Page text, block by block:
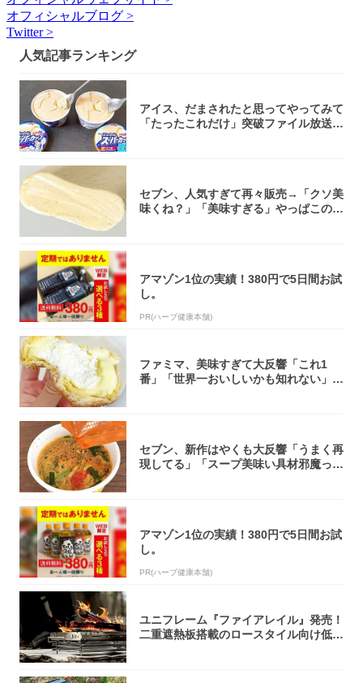
オフィシャルブログ >
Twitter >
人気記事ランキング
アイス、だまされたと思ってやってみて
「たったこれだけ」突破ファイル放送で
セブン、人気すぎて再々販売→「クソ美
味くね？」「美味すぎる」やっぱこのク
アマゾン1位の実績！380円で5日間お試
し。
PR(ハーブ健康本舗)
ファミマ、美味すぎて大反響「これ1
番」「世界一おいしいかも知れない」
セブン、新作はやくも大反響「うまく再
現してる」「スープ美味い具材邪魔って
アマゾン1位の実績！380円で5日間お試
し。
PR(ハーブ健康本舗)
ユニフレーム『ファイアレイル』発売！
二重遮熱板搭載のロースタイル向け低型